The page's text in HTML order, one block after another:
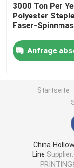
Gewebe-
Schleifen-
Entspannen
3000 Ton Per
Polyester Staple
Faser-
Anfrage
Startseite
China
Line